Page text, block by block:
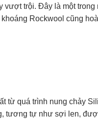
vượt trội. Đây là một trong
Rockwool cũng
từ quá trình nung chảy
tương tự như sợi len,